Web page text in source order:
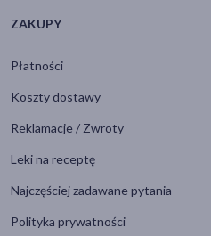
ZAKUPY
Płatności
Koszty dostawy
Reklamacje / Zwroty
Leki na receptę
Najczęściej zadawane pytania
Polityka prywatności